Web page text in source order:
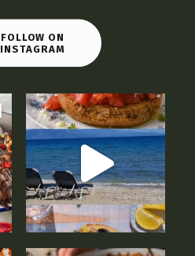
FOLLOW ON
INSTAGRAM